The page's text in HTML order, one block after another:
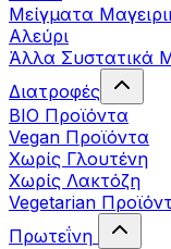
Μείγματα
Αλεύρι
Άλλα Συστατικά
Διατροφές
BIO Προϊόντα
Vegan Προϊόντα
Χωρίς Γλουτένη
Χωρίς Λακτόζη
Vegetarian
Πρωτεΐνη